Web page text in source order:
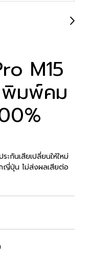
M15
มพ์คม
กันเสียเปลี่ยนให้ใหม่
ญี่ปุ่น ไม่ส่งผลเสียต่อ